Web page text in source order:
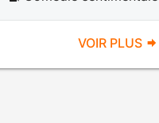
VOIR PLUS